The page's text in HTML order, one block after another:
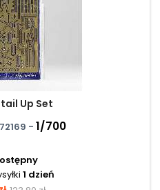
Up Set
- 1/700
1 dzień